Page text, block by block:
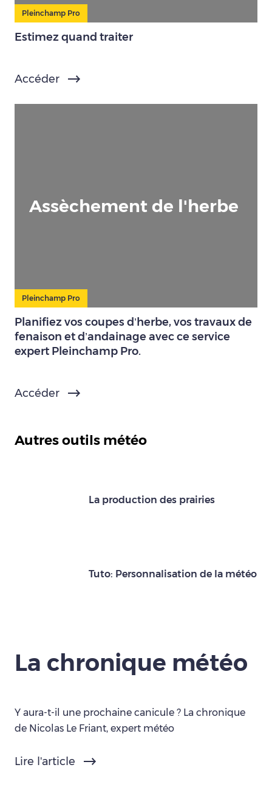
Pleinchamp Pro
Estimez quand traiter
Accéder
Assèchement de l'herbe
Pleinchamp Pro
Planifiez vos coupes d’herbe, vos travaux de
fenaison et d’andainage avec ce service
expert Pleinchamp Pro.
Accéder
Autres outils météo
La production des prairies
Tuto: Personnalisation de la météo
La chronique météo
Y aura-t-il une prochaine canicule ? La chronique
de Nicolas Le Friant, expert météo
Lire l'article